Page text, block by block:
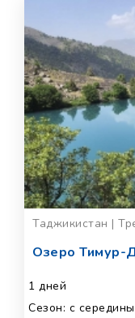
Таджикистан |
Озеро Тимур-
1 дней
Сезон: с